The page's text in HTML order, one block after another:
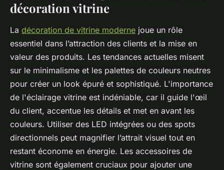
décoration vitrine
La décoration de vitrine moderne joue un rôle
essentiel dans l’attraction des clients et la mise en
valeur des produits. Les tendances actuelles misent
sur le minimalisme et les palettes de couleurs neutres
pour créer un look épuré et sophistiqué. L'importance
de l'éclairage vitrine est indéniable, car il guide l'œil
du client, accentue les détails et met en avant les
couleurs. Utiliser des LED intégrées ou des spots
directionnels peut magnifier l’attrait visuel tout en
restant économe en énergie. Les accessoires de
vitrine sont également cruciaux pour ajouter une